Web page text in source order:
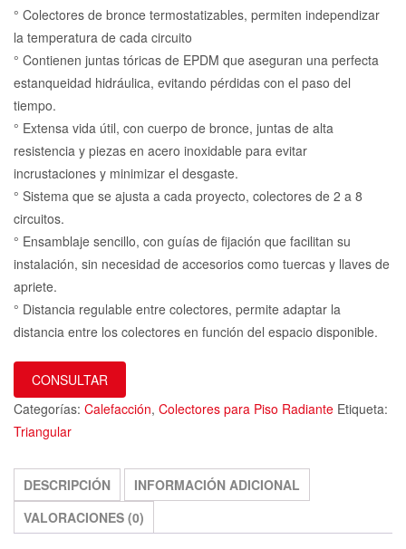
° Colectores de bronce termostatizables, permiten independizar
la temperatura de cada circuito
° Contienen juntas tóricas de EPDM que aseguran una perfecta
estanqueidad hidráulica, evitando pérdidas con el paso del
tiempo.
° Extensa vida útil, con cuerpo de bronce, juntas de alta
resistencia y piezas en acero inoxidable para evitar
incrustaciones y minimizar el desgaste.
° Sistema que se ajusta a cada proyecto, colectores de 2 a 8
circuitos.
° Ensamblaje sencillo, con guías de fijación que facilitan su
instalación, sin necesidad de accesorios como tuercas y llaves de
apriete.
° Distancia regulable entre colectores, permite adaptar la
distancia entre los colectores en función del espacio disponible.
CONSULTAR
Categorías: Calefacción, Colectores para Piso Radiante Etiqueta:
Triangular
DESCRIPCIÓN
INFORMACIÓN ADICIONAL
VALORACIONES (0)